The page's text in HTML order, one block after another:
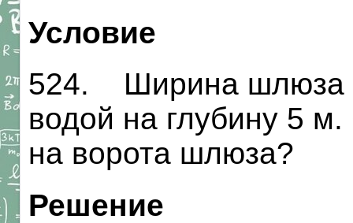
Условие
524. Ширина шлюза
водой на глубину 5
на ворота шлюза?
Решение